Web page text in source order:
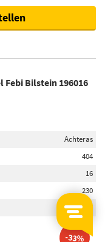
Bilstein 196016
Achteras
404
16
230
196015
-33%